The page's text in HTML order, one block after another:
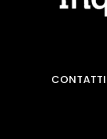
CONTATTI